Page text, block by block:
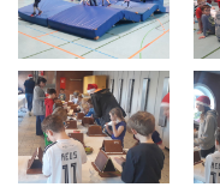
Bilder